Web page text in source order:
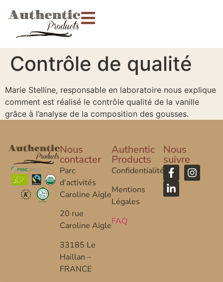
Contrôle de qualité
Marie Stelline, responsable en laboratoire nous explique
comment est réalisé le contrôle qualité de la vanille
grâce à l’analyse de la composition des gousses.
Nous
contacter
Parc
d’activités
Caroline Aigle
20 rue
Caroline Aigle
33185 Le
Haillan –
FRANCE
Authentic
Products
Confidentialité
Mentions
Légales
FAQ
Nous
suivre